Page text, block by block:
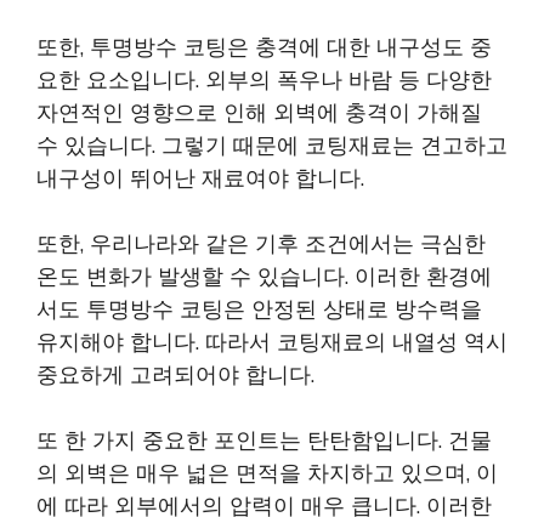
또한, 투명방수 코팅은 충격에 대한 내구성도 중
요한 요소입니다. 외부의 폭우나 바람 등 다양한
자연적인 영향으로 인해 외벽에 충격이 가해질
수 있습니다. 그렇기 때문에 코팅재료는 견고하고
내구성이 뛰어난 재료여야 합니다.
또한, 우리나라와 같은 기후 조건에서는 극심한
온도 변화가 발생할 수 있습니다. 이러한 환경에
서도 투명방수 코팅은 안정된 상태로 방수력을
유지해야 합니다. 따라서 코팅재료의 내열성 역시
중요하게 고려되어야 합니다.
또 한 가지 중요한 포인트는 탄탄함입니다. 건물
의 외벽은 매우 넓은 면적을 차지하고 있으며, 이
에 따라 외부에서의 압력이 매우 큽니다. 이러한